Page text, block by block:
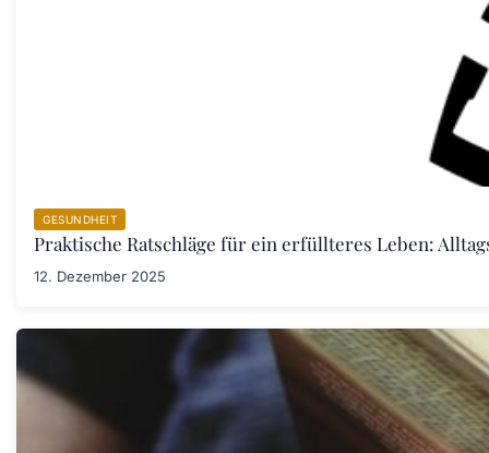
GESUNDHEIT
Praktische Ratschläge für ein erfüllteres Leben:
12. Dezember 2025